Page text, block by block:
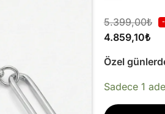
5.399,00₺
4.859,10₺
Özel
Sadece 1